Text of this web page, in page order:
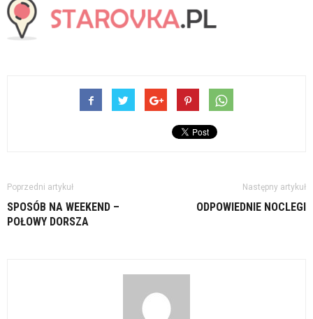
Poprzedni artykuł
SPOSÓB NA WEEKEND –
POŁOWY DORSZA
Następny artykuł
ODPOWIEDNIE NOCLEGI